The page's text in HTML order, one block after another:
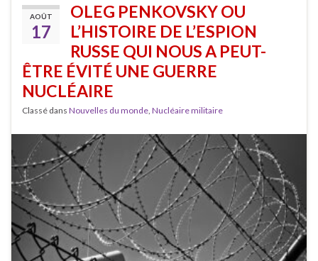
AOÛT
17
OLEG PENKOVSKY OU
L’HISTOIRE DE L’ESPION
RUSSE QUI NOUS A PEUT-
ÊTRE ÉVITÉ UNE GUERRE
NUCLÉAIRE
Classé dans Nouvelles du monde Nucléaire militaire